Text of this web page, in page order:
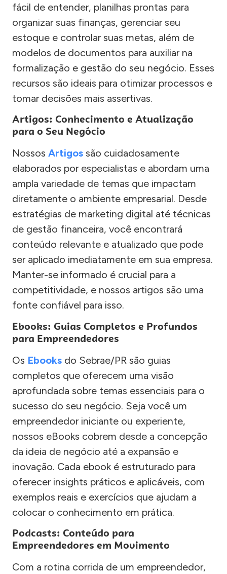
fácil de entender, planilhas prontas para
organizar suas finanças, gerenciar seu
estoque e controlar suas metas, além de
modelos de documentos para auxiliar na
formalização e gestão do seu negócio. Esses
recursos são ideais para otimizar processos e
tomar decisões mais assertivas.
Artigos: Conhecimento e Atualização
para o Seu Negócio
Nossos Artigos são cuidadosamente
elaborados por especialistas e abordam uma
ampla variedade de temas que impactam
diretamente o ambiente empresarial. Desde
estratégias de marketing digital até técnicas
de gestão financeira, você encontrará
conteúdo relevante e atualizado que pode
ser aplicado imediatamente em sua empresa.
Manter-se informado é crucial para a
competitividade, e nossos artigos são uma
fonte confiável para isso.
Ebooks: Guias Completos e Profundos
para Empreendedores
Os Ebooks do Sebrae/PR são guias
completos que oferecem uma visão
aprofundada sobre temas essenciais para o
sucesso do seu negócio. Seja você um
empreendedor iniciante ou experiente,
nossos eBooks cobrem desde a concepção
da ideia de negócio até a expansão e
inovação. Cada ebook é estruturado para
oferecer insights práticos e aplicáveis, com
exemplos reais e exercícios que ajudam a
colocar o conhecimento em prática.
Podcasts: Conteúdo para
Empreendedores em Movimento
Com a rotina corrida de um empreendedor,